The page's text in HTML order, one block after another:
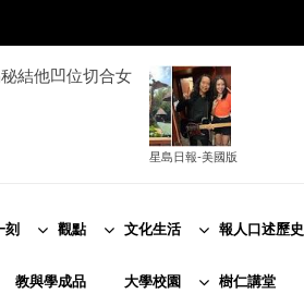
結他凹位切合女
星島日報-美國版
刻 觀點 文化生活 報人口述歷史
教與學成品 大學校園 樹仁講堂